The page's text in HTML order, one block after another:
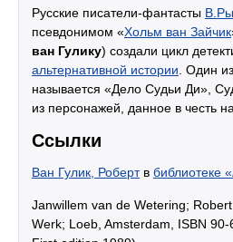
Русские писатели-фантасты
псевдонимом «Хольм ван Зайчик
ван Гулику) создали цикл
альтернативной истории. Один
называется «Дело Судьи Ди»,
из персонажей, данное в честь
Ссылки
Ван Гулик, Робертв библиотеке
Janwillem van de Wetering;
Werk; Loeb, Amsterdam, ISBN